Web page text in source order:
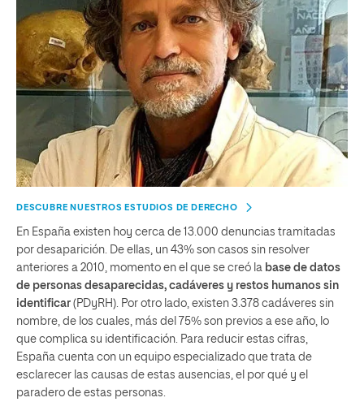
DESCUBRE NUESTROS ESTUDIOS DE DERECHO
En España existen hoy cerca de 13.000 denuncias tramitadas
por desaparición. De ellas, un 43% son casos sin resolver
anteriores a 2010, momento en el que se creó la base de datos
de personas desaparecidas, cadáveres y restos humanos sin
identificar (PDyRH). Por otro lado, existen 3.378 cadáveres sin
nombre, de los cuales, más del 75% son previos a ese año, lo
que complica su identificación. Para reducir estas cifras,
España cuenta con un equipo especializado que trata de
esclarecer las causas de estas ausencias, el por qué y el
paradero de estas personas.